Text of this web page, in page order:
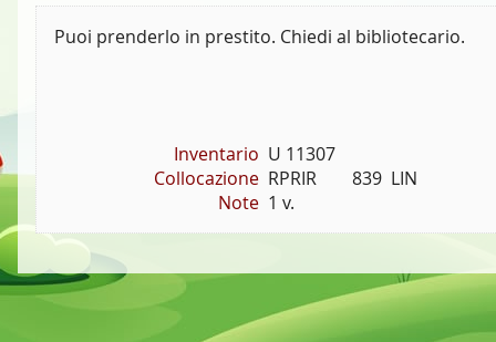
Puoi prenderlo in prestito. Chiedi al bibliotecario.
Inventario U 11307
Collocazione RPRIR        839  LIN
Note 1 v.